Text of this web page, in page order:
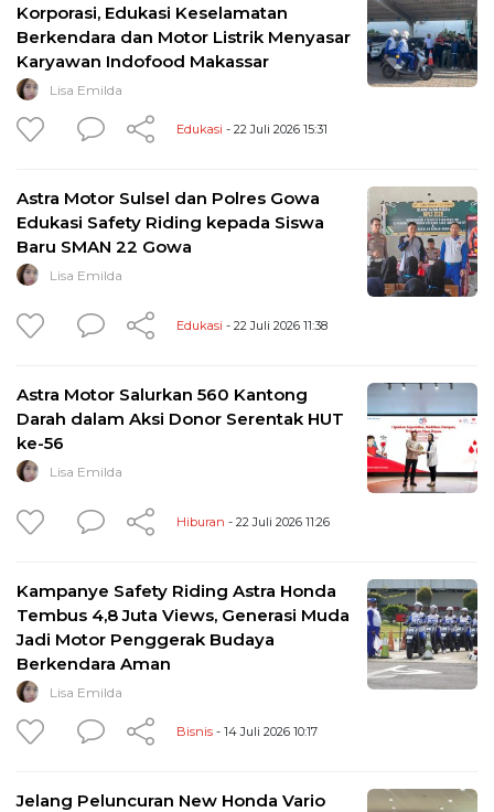
Korporasi, Edukasi Keselamatan
Berkendara dan Motor Listrik Menyasar
Karyawan Indofood Makassar
Lisa Emilda
Edukasi - 22 Juli 2026 15:31
Astra Motor Sulsel dan Polres Gowa
Edukasi Safety Riding kepada Siswa
Baru SMAN 22 Gowa
Lisa Emilda
Edukasi - 22 Juli 2026 11:38
Astra Motor Salurkan 560 Kantong
Darah dalam Aksi Donor Serentak HUT
ke-56
Lisa Emilda
Hiburan - 22 Juli 2026 11:26
Kampanye Safety Riding Astra Honda
Tembus 4,8 Juta Views, Generasi Muda
Jadi Motor Penggerak Budaya
Berkendara Aman
Lisa Emilda
Bisnis - 14 Juli 2026 10:17
Jelang Peluncuran New Honda Vario